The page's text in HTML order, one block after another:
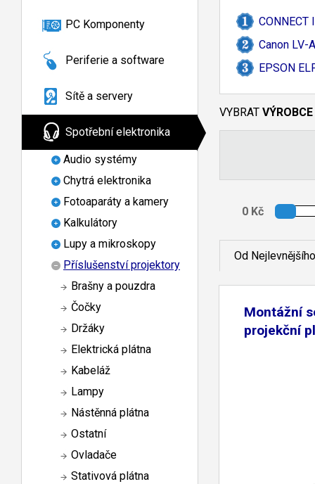
PC Komponenty
Periferie a software
Sítě a servery
Spotřební elektronika
Audio systémy
Chytrá elektronika
Fotoaparáty a kamery
Kalkulátory
Lupy a mikroskopy
Příslušenství projektory
Brašny a pouzdra
Čočky
Držáky
Elektrická plátna
Kabeláž
Lampy
Nástěnná plátna
Ostatní
Ovladače
Stativová plátna
Canon LV-
EPSON
VYBRAT VÝROBCE
Od Nejlevnějšího
Montážní
projekční